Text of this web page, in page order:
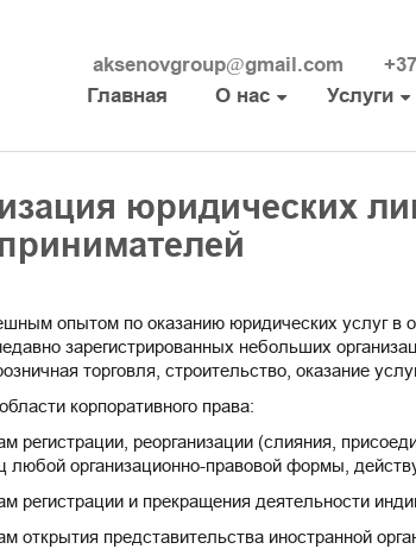
aksenovgroup@gmail.com
Главная
О нас Услуги
юридических
опытом по оказанию юридических услуг в
зарегистрированных небольших
торговля, строительство, оказание
корпоративного права:
регистрации, реорганизации (слияния,
любой организационно-правовой формы,
регистрации и прекращения деятельности
открытия представительства иностранной